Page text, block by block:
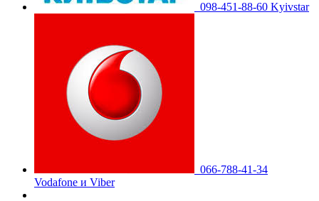
098-451-88-60 Kyivstar
066-788-41-34
Vodafone и Viber